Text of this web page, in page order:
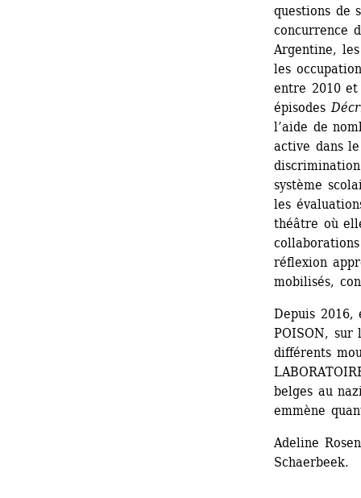
questions de
concurrence
Argentine,
les
entre 2010
épisodes
l’aide de
active dans
système
les
théâtre où
réflexion
mobilisés,
Depuis 2016,
POISON, sur
différents
belges au
emmène
Adeline
Schaerbeek.